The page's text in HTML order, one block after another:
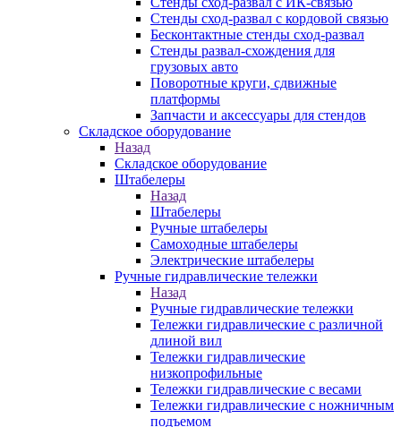
Стенды сход-развал с кордовой связью
Бесконтактные стенды сход-развал
Стенды развал-схождения для
грузовых авто
Поворотные круги, сдвижные
платформы
Запчасти и аксессуары для стендов
Складское оборудование
Назад
Складское оборудование
Штабелеры
Назад
Штабелеры
Ручные штабелеры
Самоходные штабелеры
Электрические штабелеры
Ручные гидравлические тележки
Назад
Ручные гидравлические тележки
Тележки гидравлические с различной
длиной вил
Тележки гидравлические
низкопрофильные
Тележки гидравлические с весами
Тележки гидравлические с ножничным
подъемом